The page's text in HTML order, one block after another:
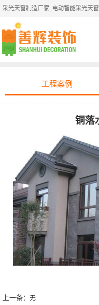
采光天窗制造厂家_电动智能采光天窗
工程案例
铜落
上一条： 无